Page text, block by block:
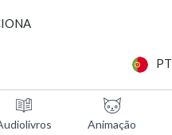
GRATUITAS
PT
Animação